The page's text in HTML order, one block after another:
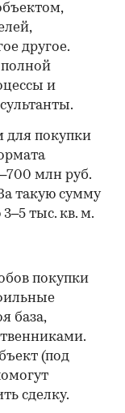
другое.
и
для покупки
млн руб.
такую сумму
тыс. кв. м.
покупки
база,
(под
сделку.